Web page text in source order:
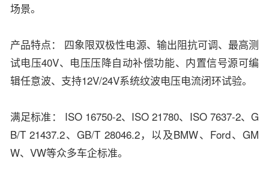
场景。
产品特点： 四象限双极性电源、输出阻抗可调、最高测
试电压40V、电压压降自动补偿功能、内置信号源可编
辑任意波、支持12V/24V系统纹波电压电流闭环试验。
满足标准： ISO 16750-2、ISO 21780、ISO 7637-2、G
B/T 21437.2、GB/T 28046.2，以及BMW、Ford、GM
W、VW等众多车企标准。